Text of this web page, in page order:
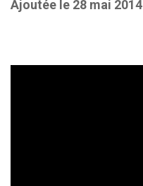
Ajoutée le 28 mai 2014